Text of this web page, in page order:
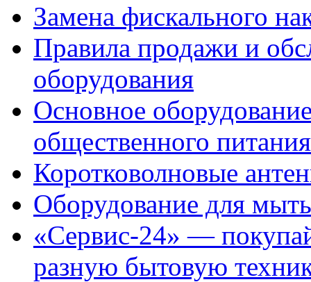
Замена фискального
Правила продажи и
оборудования
Основное
общественного питания
Коротковолновые
Оборудование для
«Сервис-24» —
разную бытовую